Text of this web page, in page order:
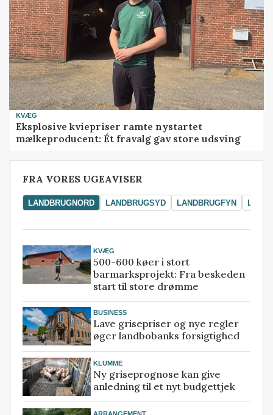
KVÆG
Eksplosive kviepriser ramte nystartet
mælkeproducent: Ét fravalg gav store udsving
FRA VORES UGEAVISER
LANDBRUGNORD LANDBRUGSYD LANDBRUGFYN
KVÆG
500-600 køer i stort
barmarksprojekt: Fra beskeden
start til store drømme
BUSINESS
Lave grisepriser og nye regler
øger landbobanks forsigtighed
KLUMME
Ny griseprognose kan give
anledning til et nyt budgettjek